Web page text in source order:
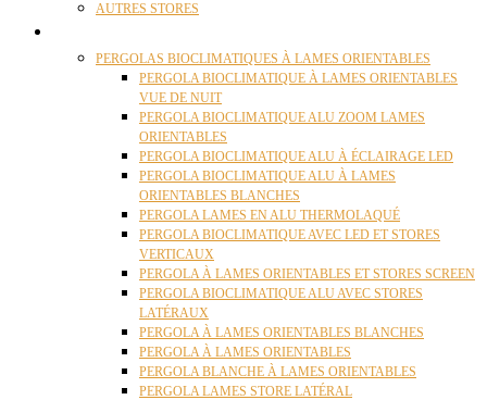
AUTRES STORES
PERGOLAS BIOCLIMATIQUES À LAMES ORIENTABLES
PERGOLA BIOCLIMATIQUE À LAMES ORIENTABLES
VUE DE NUIT
PERGOLA BIOCLIMATIQUE ALU ZOOM LAMES
ORIENTABLES
PERGOLA BIOCLIMATIQUE ALU À ÉCLAIRAGE LED
PERGOLA BIOCLIMATIQUE ALU À LAMES
ORIENTABLES BLANCHES
PERGOLA LAMES EN ALU THERMOLAQUÉ
PERGOLA BIOCLIMATIQUE AVEC LED ET STORES
VERTICAUX
PERGOLA À LAMES ORIENTABLES ET STORES SCREEN
PERGOLA BIOCLIMATIQUE ALU AVEC STORES
LATÉRAUX
PERGOLA À LAMES ORIENTABLES BLANCHES
PERGOLA À LAMES ORIENTABLES
PERGOLA BLANCHE À LAMES ORIENTABLES
PERGOLA LAMES STORE LATÉRAL